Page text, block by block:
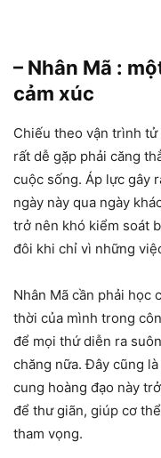
– Nhân Mã :
cảm xúc
Chiếu theo vận trình
rất dễ gặp phải căng
cuộc sống. Áp lực gây
ngày này qua ngày
trở nên khó kiểm soát
đôi khi chỉ vì những
Nhân Mã cần phải học
thời của mình trong
để mọi thứ diễn ra
chăng nữa. Đây cũng
cung hoàng đạo này
để thư giãn, giúp cơ
tham vọng.